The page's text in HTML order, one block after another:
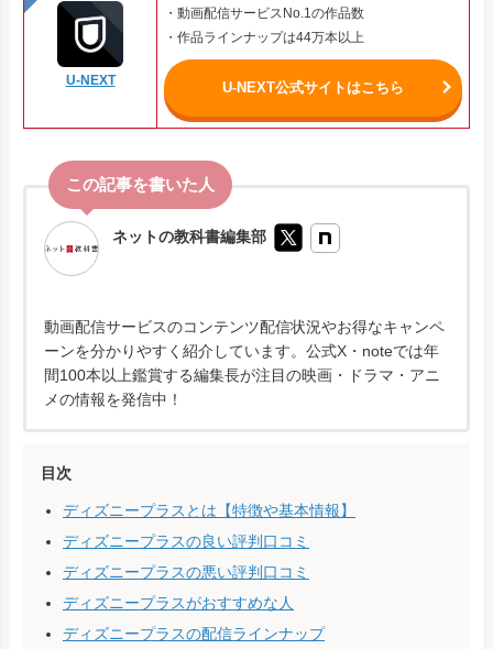
U-NEXT
・動画配信サービスNo.1の作品数
・作品ラインナップは44万本以上
U-NEXT公式サイトはこちら
ネットの教科書編集部
動画配信サービスのコンテンツ配信状況やお得なキャンペ
ーンを分かりやすく紹介しています。公式X・noteでは年
間100本以上鑑賞する編集長が注目の映画・ドラマ・アニ
メの情報を発信中！
目次
ディズニープラスとは【特徴や基本情報】
ディズニープラスの良い評判口コミ
ディズニープラスの悪い評判口コミ
ディズニープラスがおすすめな人
ディズニープラスの配信ラインナップ